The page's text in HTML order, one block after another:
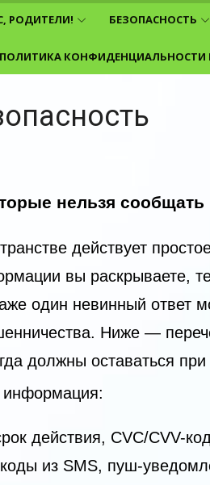
РОДИТЕЛИ! БЕЗОПАСНОСТЬ
ПОЛИТИКА КОНФИДЕНЦИАЛЬНОСТИ
нельзя сообщать
действует
вы раскрываете,
один невинный ответ
Ниже —
должны оставаться при
действия, CVC/CVV-
коды из SMS, пуш-